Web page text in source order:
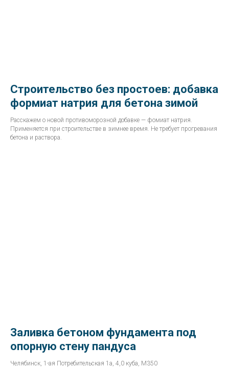
Строительство без простоев: добавка
формиат натрия для бетона зимой
Расскажем о новой противоморозной добавке — фомиат натрия.
Применяется при строительстве в зимнее время. Не требует прогревания
бетона и раствора.
Заливка бетоном фундамента под
опорную стену пандуса
Челябинск, 1-ая Потребительская 1а, 4,0 куба, М350